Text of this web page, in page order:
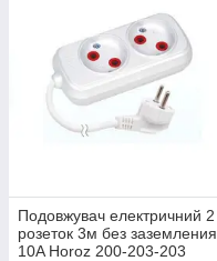
Подовжувач електричний 2
розеток 3м без заземления
10A Horoz 200-203-203